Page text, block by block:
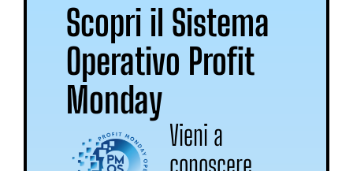
Scopri il Sistema
Operativo Profit
Monday
Vieni a